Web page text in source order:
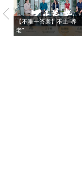
【不唯一答案】不止“养
老”